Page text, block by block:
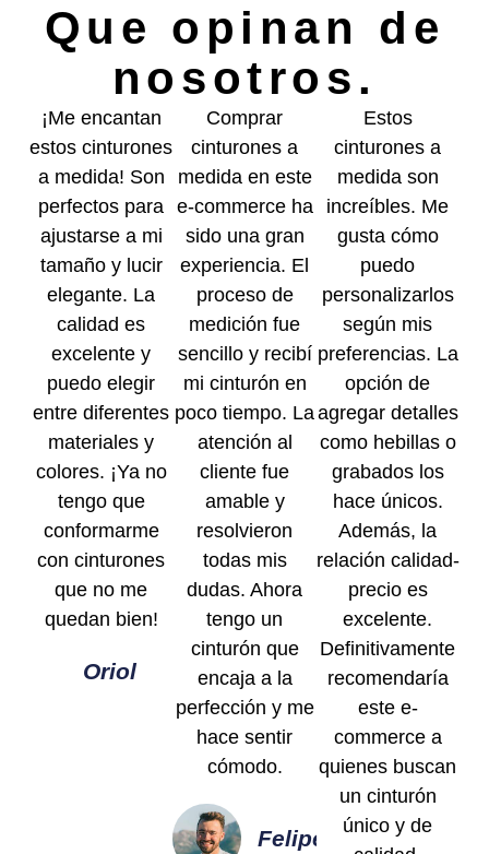
Que opinan de
nosotros.
¡Me encantan
estos cinturones
a medida! Son
perfectos para
ajustarse a mi
tamaño y lucir
elegante. La
calidad es
excelente y
puedo elegir
entre diferentes
materiales y
colores. ¡Ya no
tengo que
conformarme
con cinturones
que no me
quedan bien!
Oriol
Comprar
cinturones a
medida en este
e-commerce ha
sido una gran
experiencia. El
proceso de
medición fue
sencillo y recibí
mi cinturón en
poco tiempo. La
atención al
cliente fue
amable y
resolvieron
todas mis
dudas. Ahora
tengo un
cinturón que
encaja a la
perfección y me
hace sentir
cómodo.
Felipe
Estos
cinturones a
medida son
increíbles. Me
gusta cómo
puedo
personalizarlos
según mis
preferencias. La
opción de
agregar detalles
como hebillas o
grabados los
hace únicos.
Además, la
relación calidad-
precio es
excelente.
Definitivamente
recomendaría
este e-
commerce a
quienes buscan
un cinturón
único y de